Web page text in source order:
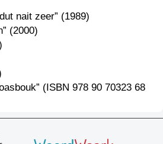
nait zeer” (1989)
(2000)
(ISBN 978 90 70323 68